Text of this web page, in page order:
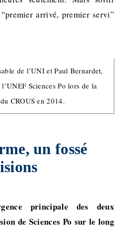
arrivé, premier servi”
de l’UNI et Paul Bernardet,
Sciences Po lors de la
CROUS en 2014.
un fossé
principale des deux
de Sciences Po sur le long